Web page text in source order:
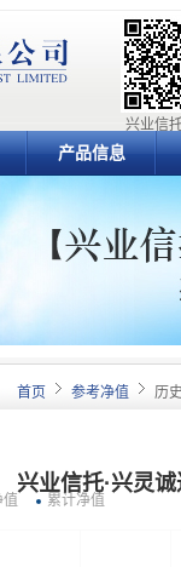
兴业信
产品信息
首页 参考净值 历